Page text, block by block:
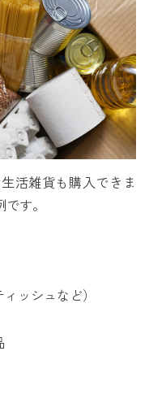
活雑貨も購入できま
す。
ッシュなど）